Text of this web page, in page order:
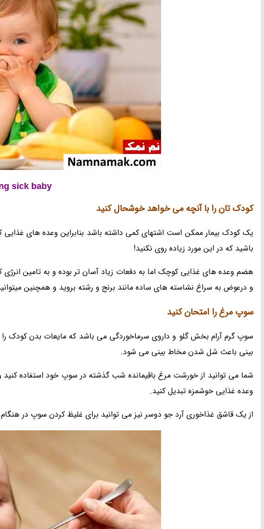
sick baby
کودک تان را با آنچه می خواهد خوشحال کنید
یک کودک بیمار ممکن است اشتهای کمی داشته باشد بنابراین وعده های غذایی
باشید که در این مورد زیاده روی نکنید!
هضم وعده های غذایی کوچک اما به دفعات زیاد آسان تر بوده و به تامین
و درعوض به سراغ نشاسته های ساده مانند برنج و رشته بروید و همچنین
سوپ مرغ را امتحان کنید
سوپ گرم آرام بخش گلو و داروی سرماخوردگی می باشد که مایعات بدن کودک
بینی باعث شل شدن مخاط بینی می شود.
شما می توانید از خورشت مرغ باقیمانده شب گذشته در سوپ خود استفاده
وعده غذایی خوشمزه تبدیل کنید.
از یک قاشق غذاخوری آرد جو دوسر نیز می توانید برای غلیظ کردن سوپ در